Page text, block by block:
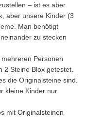
– ist es aber
aber unsere Kinder (3
Man benötigt
zu stecken
Personen
2 Steine Blox getestet.
die Originalsteine sind.
kleine Kinder nur
mit Originalsteinen